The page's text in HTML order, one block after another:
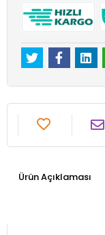
Ürün Açıklaması